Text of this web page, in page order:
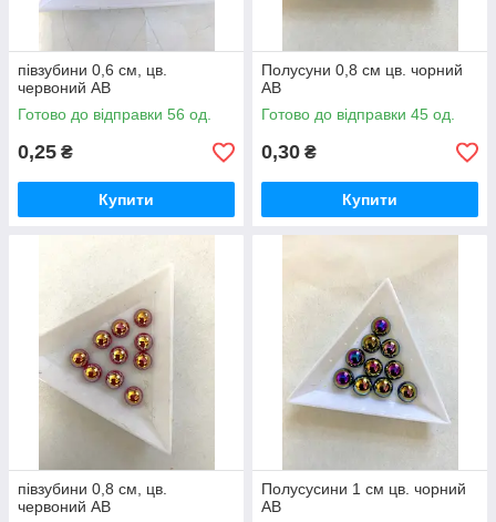
півзубини 0,6 см, цв.
червоний AB
Готово до відправки 56 од.
0,25 ₴
Купити
Полусуни 0,8 см цв. чорний
AB
Готово до відправки 45 од.
0,30 ₴
Купити
півзубини 0,8 см, цв.
червоний AB
Полусусини 1 см цв. чорний
AB